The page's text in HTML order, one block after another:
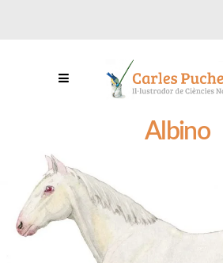
Albino